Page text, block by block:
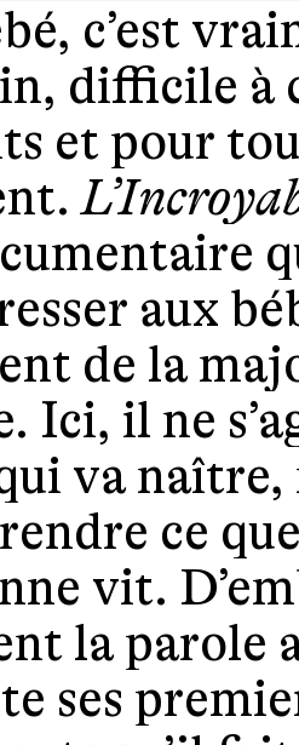
c’est
difficile à
et pour
aux
de la
Ici, il ne
va naître,
ce
vit.
la parole
ses